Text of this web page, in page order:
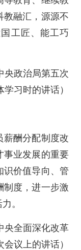
教融汇，源源不
工匠、能工巧
央政治局第五次
学习时的讲话）
薪酬分配制度改
事业发展的重要
识价值导向、管
制度，进一步激
。
央全面深化改革
议上的讲话）